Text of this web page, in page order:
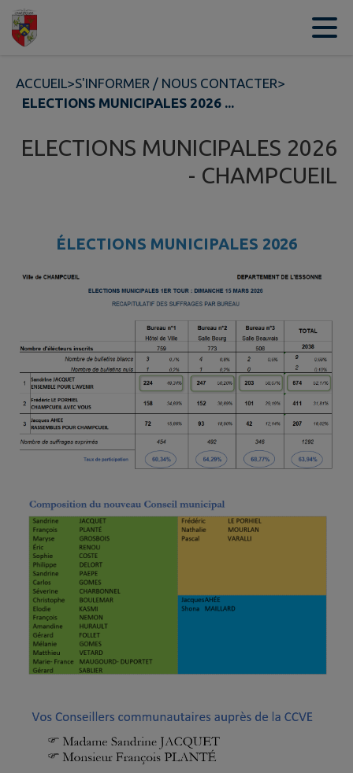
Contenu
ACCUEIL>S'INFORMER / NOUS CONTACTER>
ELECTIONS MUNICIPALES 2026 ...
ELECTIONS MUNICIPALES 2026
- CHAMPCUEIL
ÉLECTIONS MUNICIPALES 2026